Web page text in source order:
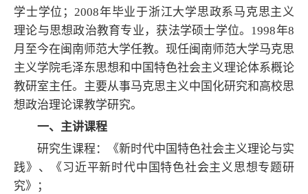
学士学位；2008年毕业于浙江大学思政系马克思主义
理论与思想政治教育专业，获法学硕士学位。1998年8
月至今在闽南师范大学任教。现任闽南师范大学马克思
主义学院毛泽东思想和中国特色社会主义理论体系概论
教研室主任。主要从事马克思主义中国化研究和高校思
想政治理论课教学研究。
一、主讲课程
研究生课程：《新时代中国特色社会主义理论与实
践》、《习近平新时代中国特色社会主义思想专题研
究》；